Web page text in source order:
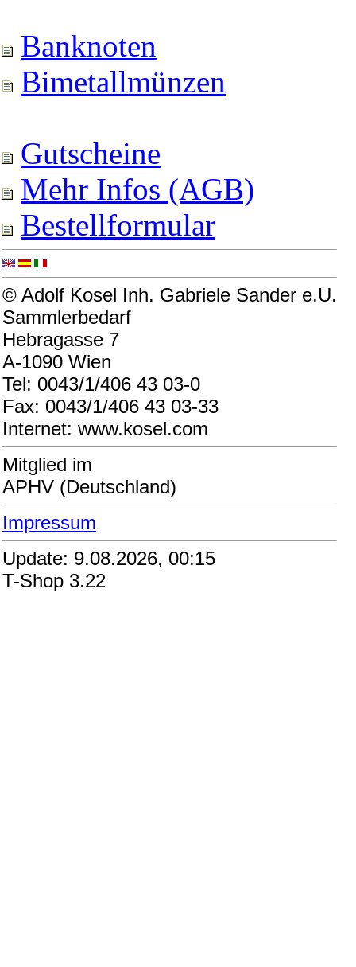
Banknoten
Bimetallmünzen
Gutscheine
Mehr Infos (AGB)
Bestellformular
© Adolf Kosel Inh. Gabriele Sander e.U.
Sammlerbedarf
Hebragasse 7
A-1090 Wien
Tel: 0043/1/406 43 03-0
Fax: 0043/1/406 43 03-33
Internet: www.kosel.com
Mitglied im
APHV (Deutschland)
Impressum
Update: 9.08.2026, 00:15
T-Shop 3.22